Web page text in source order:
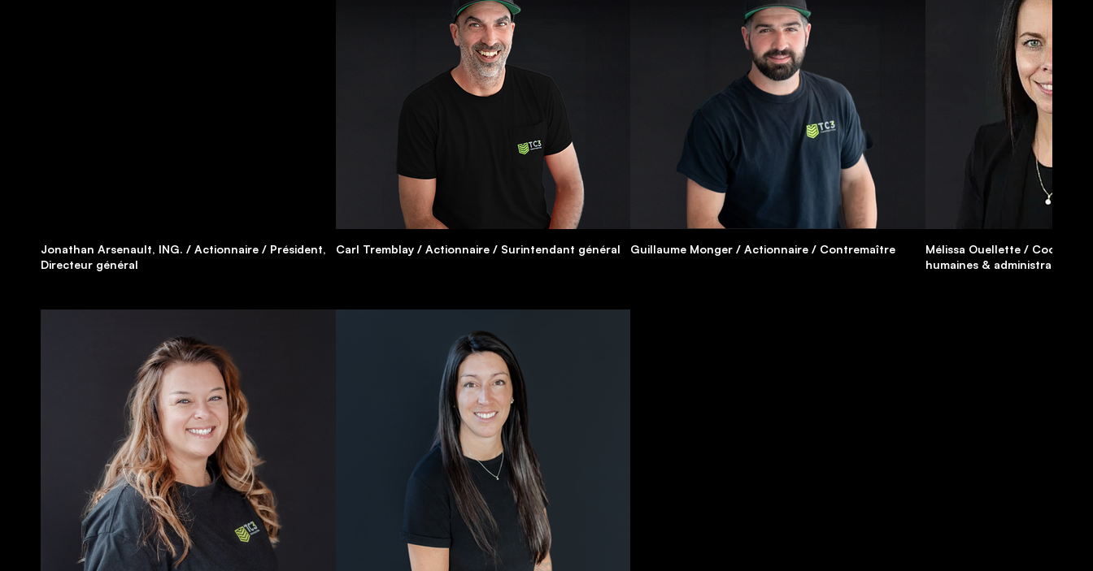
Jonathan Arsenault, ING. / Actionnaire / Président,
Directeur général
Carl Tremblay / Actionnaire / Surintendant général Guillaume Monger / Actionnaire / Contremaître
Mélissa Ouellette /
humaines & administration